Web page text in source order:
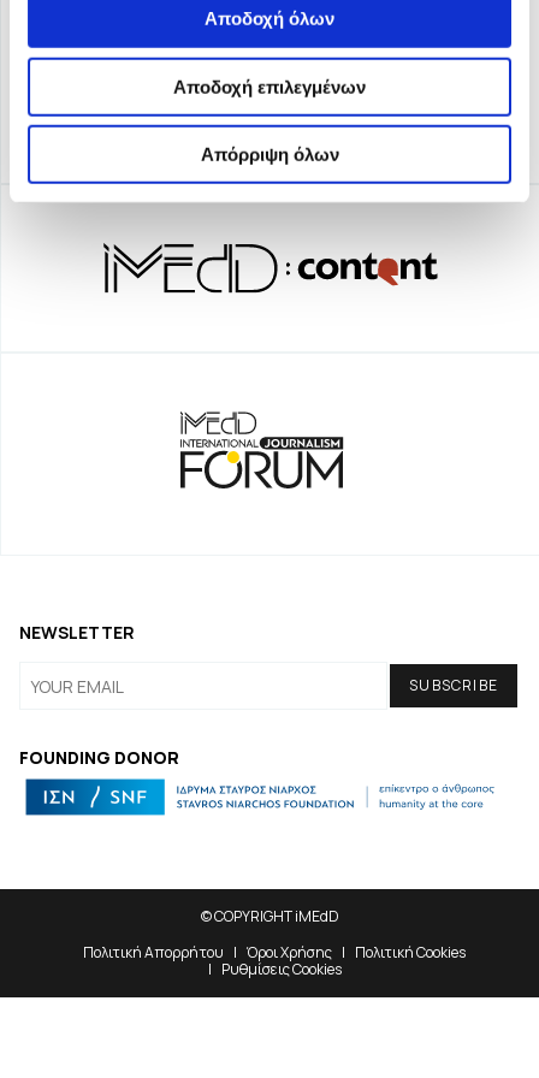
Αποδοχή όλων
Αποδοχή επιλεγμένων
Απόρριψη όλων
FOUNDING DONOR
NEWSLETTER
© COPYRIGHT iMEdD
Πολιτική Απορρήτου
Όροι Χρήσης
Πολιτική Cookies
Ρυθμίσεις Cookies